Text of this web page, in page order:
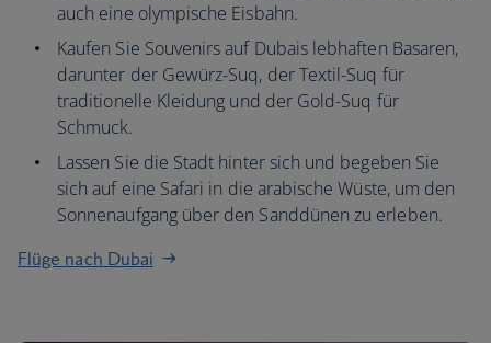
auch eine olympische Eisbahn.
Kaufen Sie Souvenirs auf Dubais lebhaften Basaren,
darunter der Gewürz-Suq, der Textil-Suq für
traditionelle Kleidung und der Gold-Suq für
Schmuck.
Lassen Sie die Stadt hinter sich und begeben Sie
sich auf eine Safari in die arabische Wüste, um den
Sonnenaufgang über den Sanddünen zu erleben.
Flüge nach Dubai